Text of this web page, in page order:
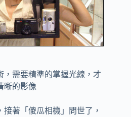
，需要精準的掌握光線，才
晰的影像
著「傻瓜相機」問世了，